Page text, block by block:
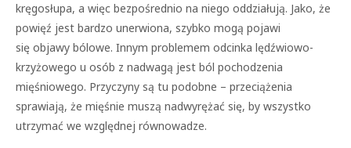
kręgosłupa, a więc bezpośrednio na niego oddziałują. Jako, że
powięź jest bardzo unerwiona, szybko mogą pojawi
się objawy bólowe. Innym problemem odcinka lędźwiowo-
krzyżowego u osób z nadwagą jest ból pochodzenia
mięśniowego. Przyczyny są tu podobne – przeciążenia
sprawiają, że mięśnie muszą nadwyrężać się, by wszystko
utrzymać we względnej równowadze.